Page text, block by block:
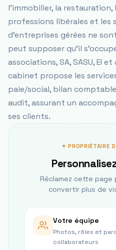
l'immobilier, la restauration,
professions libérales et les
d'entreprises gérées ne
peut supposer qu'il s'occupe
associations, SA, SASU, EI
cabinet propose les
paie/social, bilan
audit, assurant un
ses clients.
✦ PROPRIÉTAIRE
Réclamez cette
convertir plus de
Votre équipe
Photos, rôles et
collaborateurs